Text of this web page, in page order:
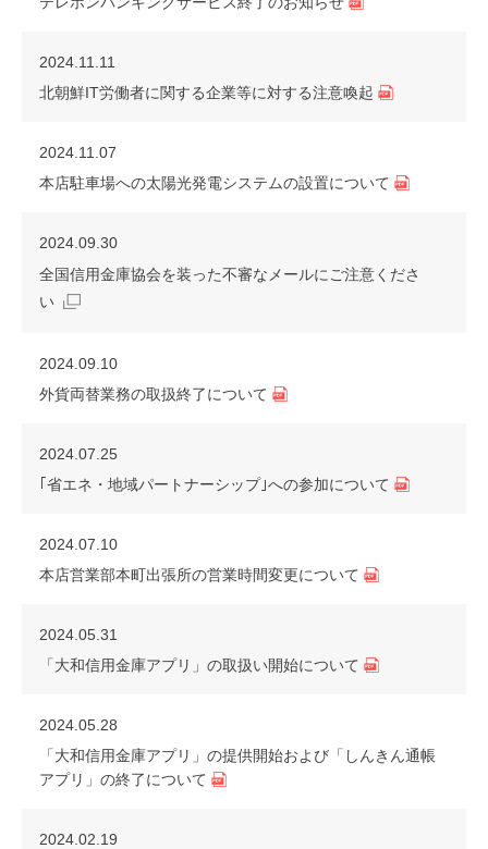
2024.11.11
北朝鮮IT労働者に関する企業等に対する注意喚起
2024.11.07
本店駐車場への太陽光発電システムの設置について
2024.09.30
全国信用金庫協会を装った不審なメールにご注意くださ
い
2024.09.10
外貨両替業務の取扱終了について
2024.07.25
｢省エネ・地域パートナーシップ｣への参加について
2024.07.10
本店営業部本町出張所の営業時間変更について
2024.05.31
「大和信用金庫アプリ」の取扱い開始について
2024.05.28
「大和信用金庫アプリ」の提供開始および「しんきん通帳
アプリ」の終了について
2024.02.19